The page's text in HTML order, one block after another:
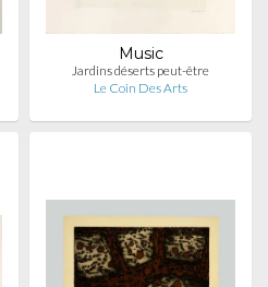
Music
Jardins déserts peut-être
Le Coin Des Arts